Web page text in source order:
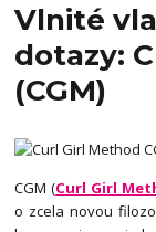
Vlnité
dotazy:
(CGM)
CGM (Curl Girl
o zcela novou